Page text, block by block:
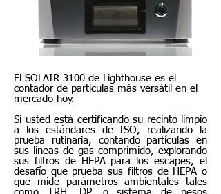
El SOLAIR 3100 de Lighthouse es el
contador de partículas más versátil en el
mercado hoy.
Si usted está certificando su recinto limpio
a los estándares de ISO, realizando la
prueba rutinaria, contando partículas en
sus líneas de gas comprimido, explorando
sus filtros de HEPA para los escapes, el
desafío que prueba sus filtros de HEPA o
que mide parámetros ambientales tales